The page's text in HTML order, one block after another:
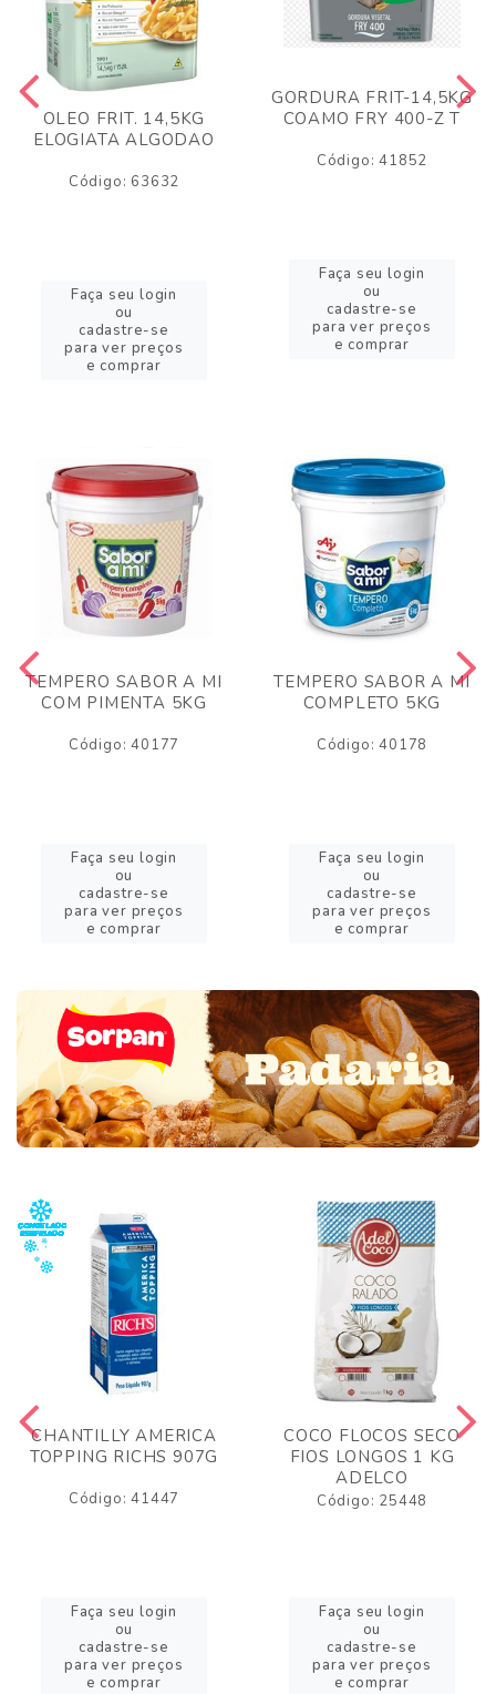
OLEO FRIT. 14,5KG
ELOGIATA ALGODAO
Código: 63632
Faça seu login
ou
cadastre-se
para ver preços
e comprar
GORDURA FRIT-14,5KG
COAMO FRY 400-Z T
Código: 41852
Faça seu login
ou
cadastre-se
para ver preços
e comprar
TEMPERO SABOR A MI
COM PIMENTA 5KG
Código: 40177
Faça seu login
ou
cadastre-se
para ver preços
e comprar
TEMPERO SABOR A MI
COMPLETO 5KG
Código: 40178
Faça seu login
ou
cadastre-se
para ver preços
e comprar
CHANTILLY AMERICA
TOPPING RICHS 907G
Código: 41447
Faça seu login
ou
cadastre-se
para ver preços
e comprar
COCO FLOCOS SECO
FIOS LONGOS 1 KG
ADELCO
Código: 25448
Faça seu login
ou
cadastre-se
para ver preços
e comprar